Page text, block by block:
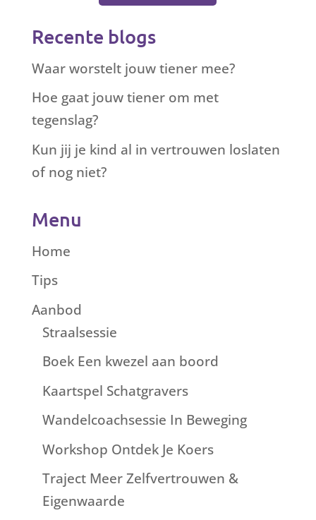
Recente blogs
Waar worstelt jouw tiener mee?
Hoe gaat jouw tiener om met
tegenslag?
Kun jij je kind al in vertrouwen loslaten
of nog niet?
Menu
Home
Tips
Aanbod
Straalsessie
Boek Een kwezel aan boord
Kaartspel Schatgravers
Wandelcoachsessie In Beweging
Workshop Ontdek Je Koers
Traject Meer Zelfvertrouwen &
Eigenwaarde